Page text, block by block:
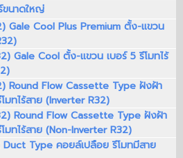
ขนาดใหญ่
Gale Cool Plus Premium ตั้ง-แขวน
Gale Cool ตั้ง-แขวน เบอร์ 5 รีโมทไร้
Round Flow Cassette Type ฝังฝ้า
มทไร้สาย (Inverter R32)
Round Flow Cassette Type ฝังฝ้า
มทไร้สาย (Non-Inverter R32)
Duct Type คอยล์เปลือย รีโมทมีสาย